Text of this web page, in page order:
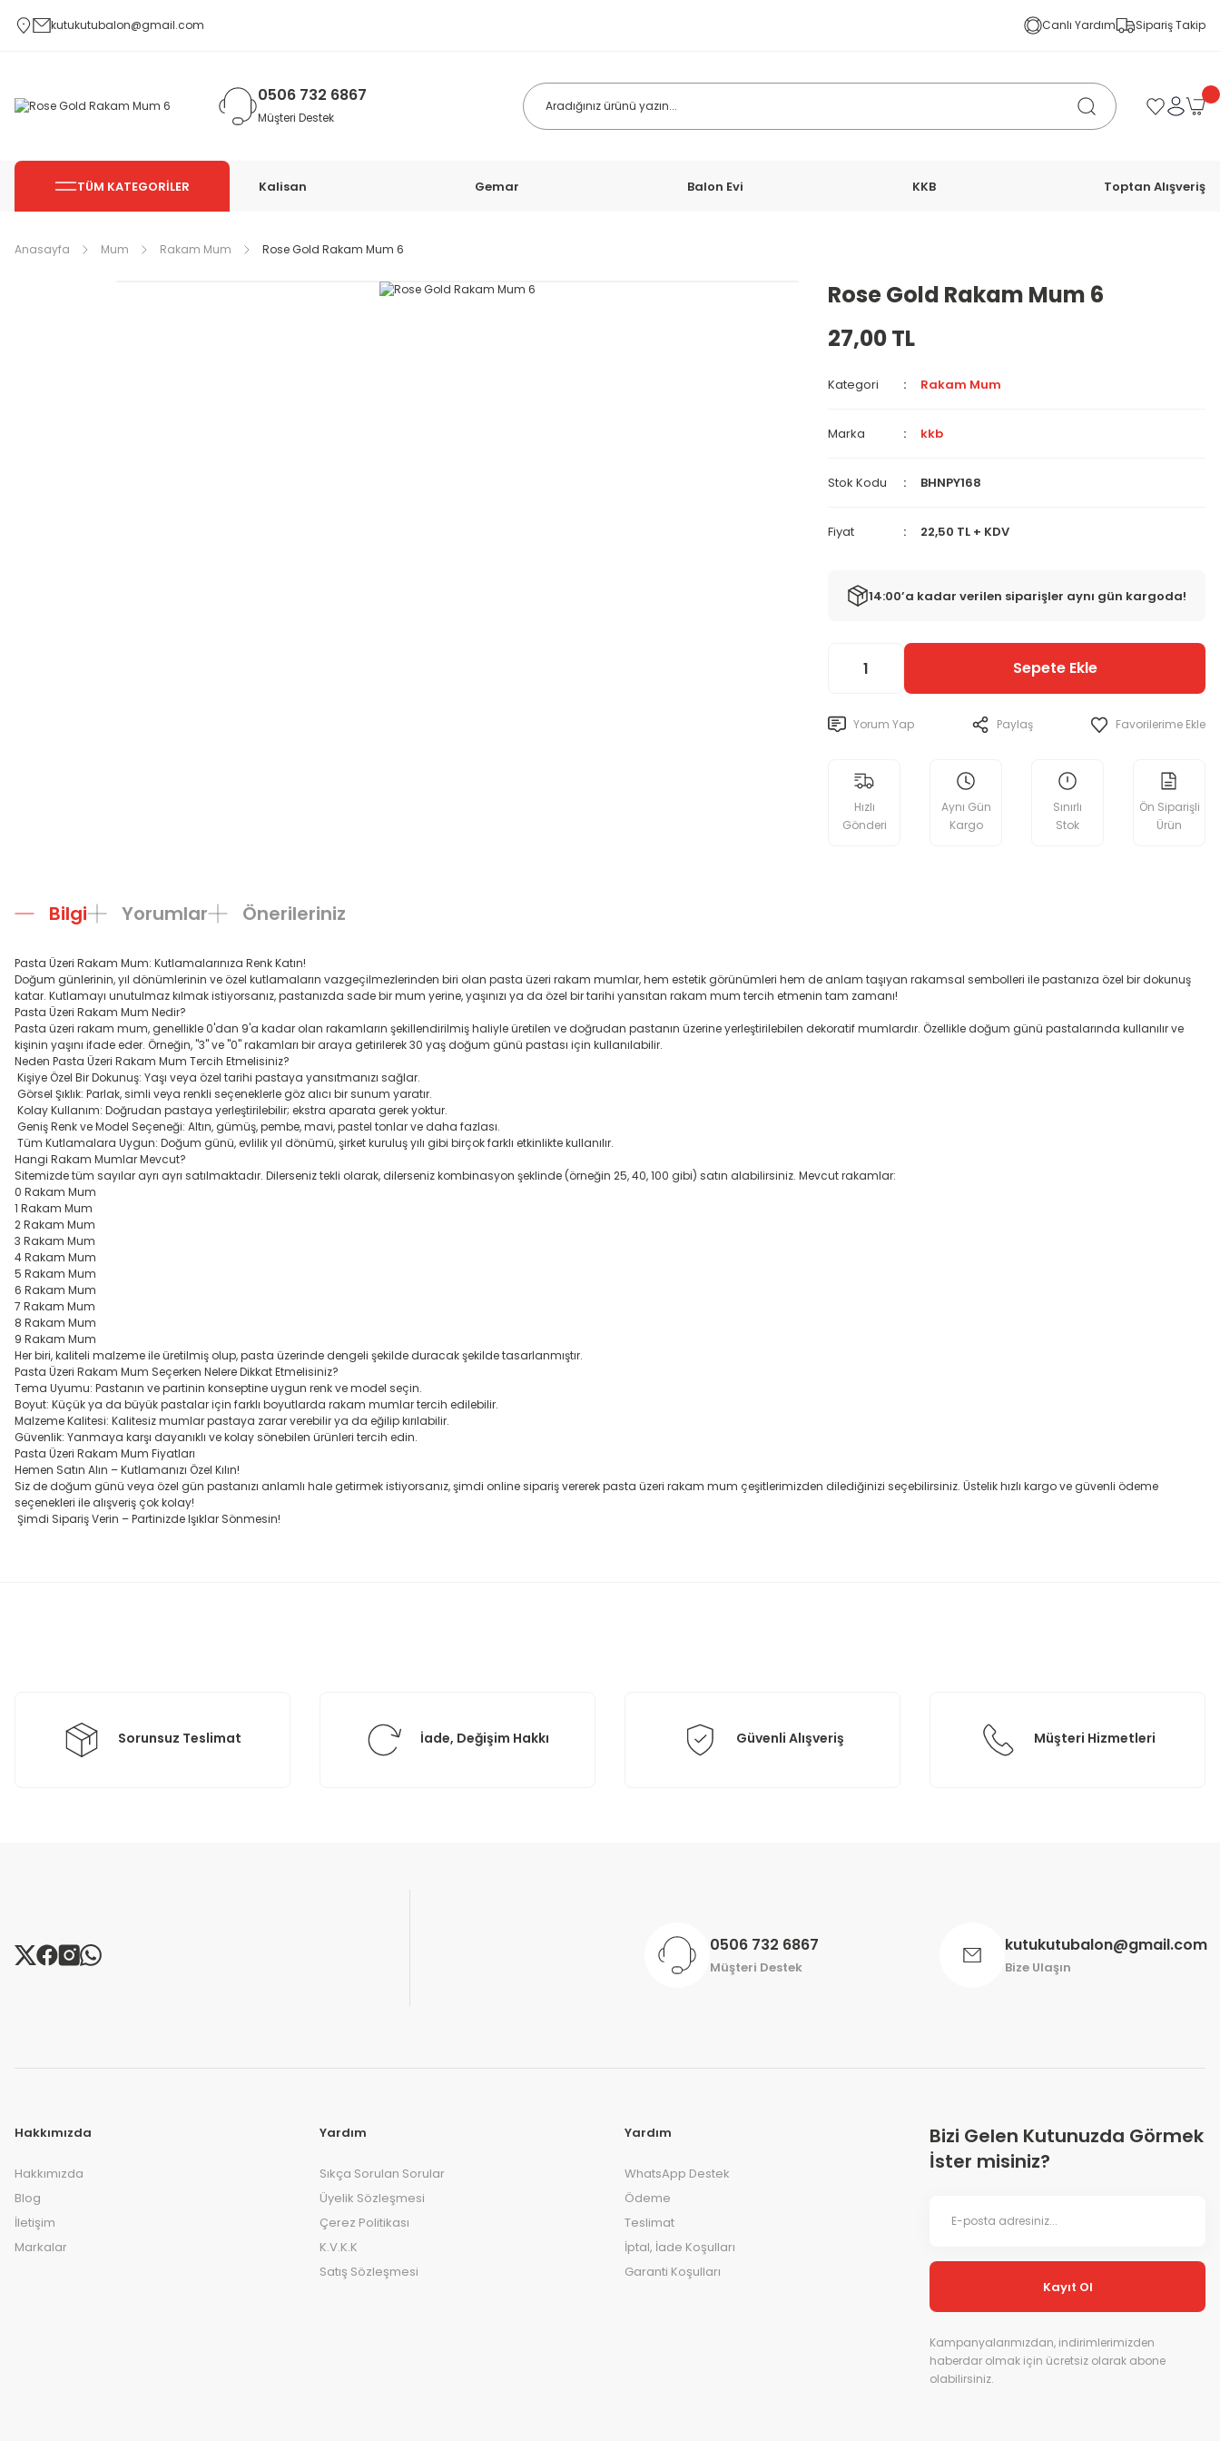
kutukutubalon@gmail.com Canlı Yardım Sipariş Takip
0506 732 6867
Müşteri Destek
TÜM KATEGORİLER Kalisan Gemar Balon Evi KKB Toptan Alışveriş
Anasayfa Mum Rakam Mum Rose Gold Rakam Mum 6
Rose Gold Rakam Mum 6
27,00 TL
Kategori Rakam Mum
Marka kkb
Stok Kodu BHNPY168
Fiyat 22,50 TL + KDV
14:00’a kadar verilen siparişler aynı gün kargoda!
Sepete Ekle
Yorum Yap Paylaş
Hızlı
Gönderi
Aynı Gün
Kargo
Sınırlı
Stok
Ön Siparişli
Ürün
Bilgi Yorumlar Önerileriniz
Pasta Üzeri Rakam Mum: Kutlamalarınıza Renk Katın!
Doğum günlerinin, yıl dönümlerinin ve özel kutlamaların vazgeçilmezlerinden biri olan pasta üzeri rakam mumlar, hem estetik görünümleri hem de anlam taşıyan rakamsal sembolleri ile pastanıza özel bir dokunuş
katar. Kutlamayı unutulmaz kılmak istiyorsanız, pastanızda sade bir mum yerine, yaşınızı ya da özel bir tarihi yansıtan rakam mum tercih etmenin tam zamanı!
Pasta Üzeri Rakam Mum Nedir?
Pasta üzeri rakam mum, genellikle 0'dan 9'a kadar olan rakamların şekillendirilmiş haliyle üretilen ve doğrudan pastanın üzerine yerleştirilebilen dekoratif mumlardır. Özellikle doğum günü pastalarında kullanılır ve
kişinin yaşını ifade eder. Örneğin, "3" ve "0" rakamları bir araya getirilerek 30 yaş doğum günü pastası için kullanılabilir.
Neden Pasta Üzeri Rakam Mum Tercih Etmelisiniz?
Kişiye Özel Bir Dokunuş: Yaşı veya özel tarihi pastaya yansıtmanızı sağlar.
Görsel Şıklık: Parlak, simli veya renkli seçeneklerle göz alıcı bir sunum yaratır.
Kolay Kullanım: Doğrudan pastaya yerleştirilebilir; ekstra aparata gerek yoktur.
Geniş Renk ve Model Seçeneği: Altın, gümüş, pembe, mavi, pastel tonlar ve daha fazlası.
Tüm Kutlamalara Uygun: Doğum günü, evlilik yıl dönümü, şirket kuruluş yılı gibi birçok farklı etkinlikte kullanılır.
Hangi Rakam Mumlar Mevcut?
Sitemizde tüm sayılar ayrı ayrı satılmaktadır. Dilerseniz tekli olarak, dilerseniz kombinasyon şeklinde (örneğin 25, 40, 100 gibi) satın alabilirsiniz. Mevcut rakamlar:
0 Rakam Mum
1 Rakam Mum
2 Rakam Mum
3 Rakam Mum
4 Rakam Mum
5 Rakam Mum
6 Rakam Mum
7 Rakam Mum
8 Rakam Mum
9 Rakam Mum
Her biri, kaliteli malzeme ile üretilmiş olup, pasta üzerinde dengeli şekilde duracak şekilde tasarlanmıştır.
Pasta Üzeri Rakam Mum Seçerken Nelere Dikkat Etmelisiniz?
Tema Uyumu: Pastanın ve partinin konseptine uygun renk ve model seçin.
Boyut: Küçük ya da büyük pastalar için farklı boyutlarda rakam mumlar tercih edilebilir.
Malzeme Kalitesi: Kalitesiz mumlar pastaya zarar verebilir ya da eğilip kırılabilir.
Güvenlik: Yanmaya karşı dayanıklı ve kolay sönebilen ürünleri tercih edin.
Pasta Üzeri Rakam Mum Fiyatları
Hemen Satın Alın – Kutlamanızı Özel Kılın!
Siz de doğum günü veya özel gün pastanızı anlamlı hale getirmek istiyorsanız, şimdi online sipariş vererek pasta üzeri rakam mum çeşitlerimizden dilediğinizi seçebilirsiniz. Üstelik hızlı kargo ve güvenli ödeme
seçenekleri ile alışveriş çok kolay!
Şimdi Sipariş Verin – Partinizde Işıklar Sönmesin!
Sorunsuz Teslimat İade, Değişim Hakkı Güvenli Alışveriş Müşteri Hizmetleri
0506 732 6867
Müşteri Destek
kutukutubalon@gmail.com
Bize Ulaşın
Hakkımızda
Hakkımızda
Blog
İletişim
Markalar
Yardım
Sıkça Sorulan Sorular
Üyelik Sözleşmesi
Çerez Politikası
K.V.K.K
Satış Sözleşmesi
Yardım
WhatsApp Destek
Ödeme
Teslimat
İptal, İade Koşulları
Garanti Koşulları
Bizi Gelen Kutunuzda Görmek
İster misiniz?
Kayıt Ol
Kampanyalarımızdan, indirimlerimizden
haberdar olmak için ücretsiz olarak abone
olabilirsiniz.